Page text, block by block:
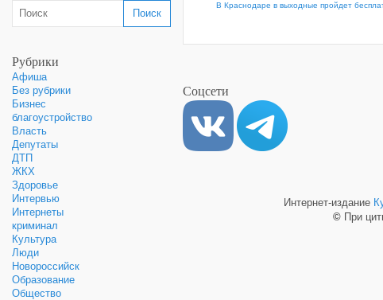
Рубрики
Афиша
Без рубрики
Бизнес
благоустройство
Власть
Депутаты
ДТП
ЖКХ
Здоровье
Интервью
Интернеты
криминал
Культура
Люди
Новороссийск
Образование
Общество
В Краснодаре в выходные пройдет
Соцсети
Интернет-издание
© При